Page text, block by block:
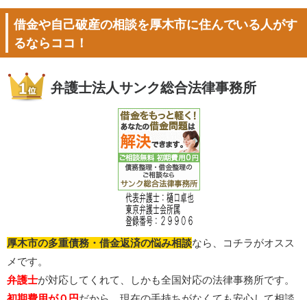
借金や自己破産の相談を厚木市に住んでいる人がす
るならココ！
弁護士法人サンク総合法律事務所
厚木市の多重債務・借金返済の悩み相談なら、コチラがオスス
メです。
弁護士が対応してくれて、しかも全国対応の法律事務所です。